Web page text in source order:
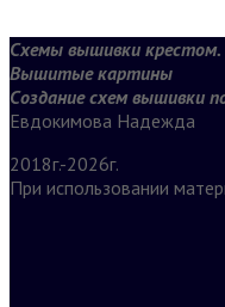
Схемы вышивки крестом.
Вышитые картины
Создание схем вышивки
Евдокимова Надежда
2018г.-2026г.
При использовании